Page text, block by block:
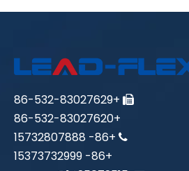

+86-532-83027629
+86-532-83027620
+86- 15732807888
+86- 15373732999